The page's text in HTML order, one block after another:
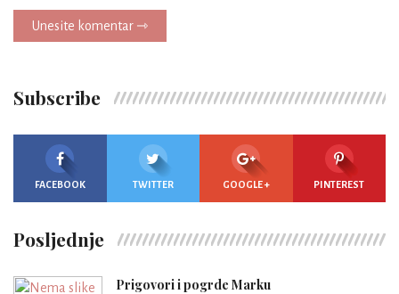
Unesite komentar ⇾
Subscribe
FACEBOOK TWITTER GOOGLE + PINTEREST
Posljednje
Prigovori i pogrde Marku